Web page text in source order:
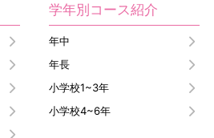
学年別コース紹介
年中
年長
小学校1~3年
小学校4~6年